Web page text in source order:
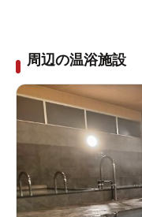
周辺の温浴施設